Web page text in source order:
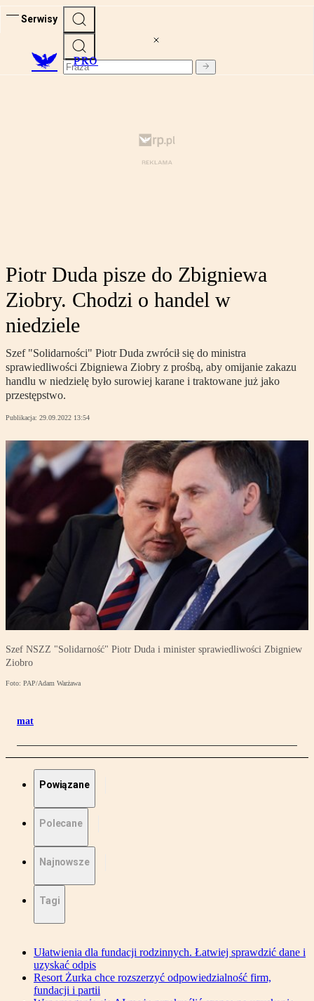
Serwisy
PRO
Piotr Duda pisze do Zbigniewa
Ziobry. Chodzi o handel w
niedziele
Szef "Solidarności" Piotr Duda zwrócił się do ministra
sprawiedliwości Zbigniewa Ziobry z prośbą, aby omijanie zakazu
handlu w niedzielę było surowiej karane i traktowane już jako
przestępstwo.
Publikacja: 29.09.2022 13:54
Szef NSZZ "Solidarność" Piotr Duda i minister sprawiedliwości Zbigniew
Ziobro
Foto: PAP/Adam Warżawa
mat
Powiązane
Polecane
Najnowsze
Tagi
Ułatwienia dla fundacji rodzinnych. Łatwiej sprawdzić dane i
uzyskać odpis
Resort Żurka chce rozszerzyć odpowiedzialność firm,
fundacji i partii